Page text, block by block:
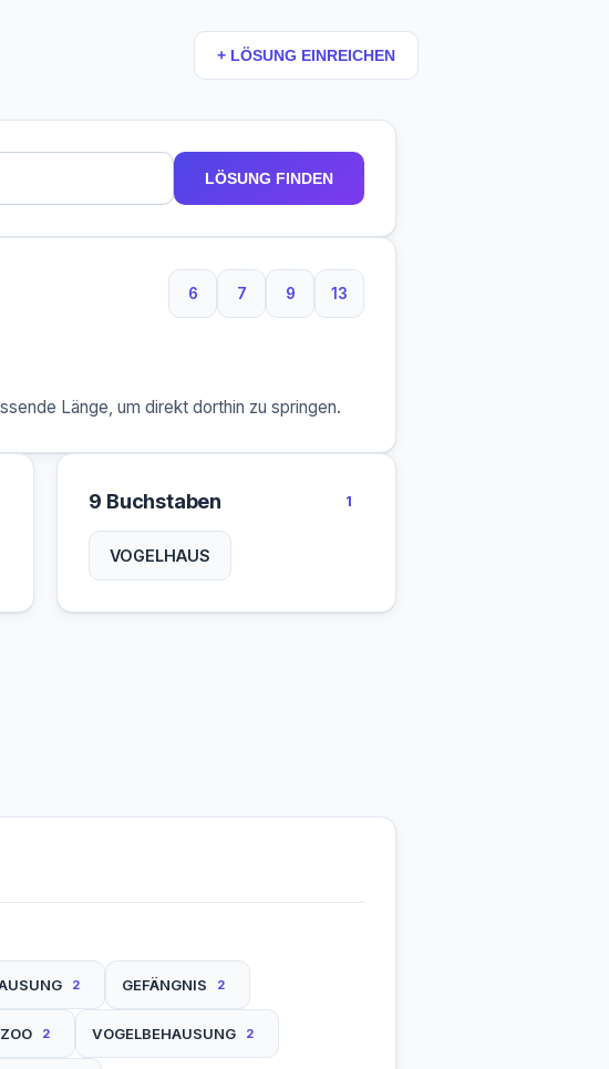
+ LÖSUNG EINREICHEN
LÖSUNG FINDEN
6
6 Buchstaben
7
7 Buchstaben
9
9 Buchstaben
13
13 Buchstaben
Länge, um direkt dorthin zu springen.
9 Buchstaben 1
VOGELHAUS
2 GEFÄNGNIS 2
ZOO 2 VOGELBEHAUSUNG 2